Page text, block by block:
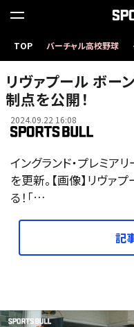
TOP バーチャル高校野球
リヴァプール ボー
制点を公開！
2024.09.22 16:08
イングランド・プレミア
を更新。【画像】リヴァ
る！「…
記